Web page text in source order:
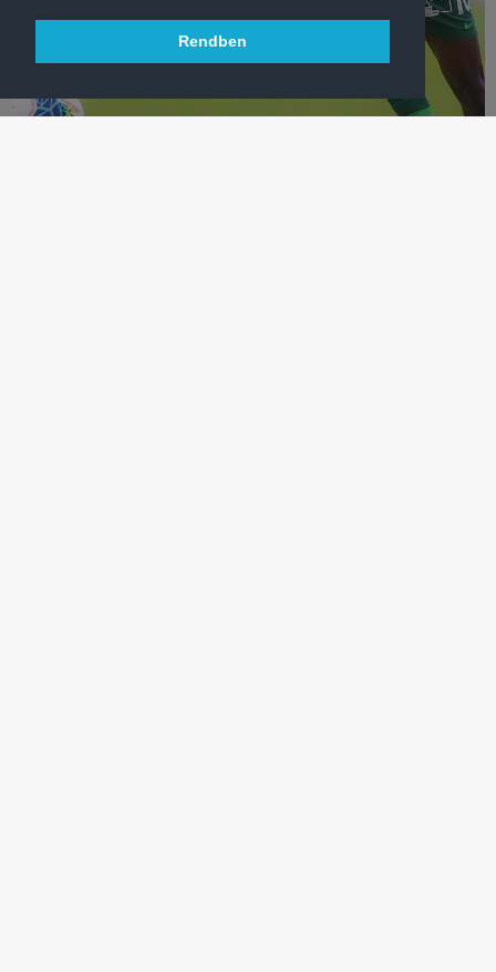
Rendben